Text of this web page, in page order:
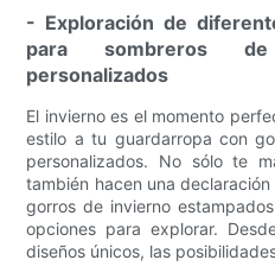
- Exploración de
para sombreros
personalizados
El invierno es el momento
estilo a tu guardarropa con
personalizados. No sólo te
también hacen una
gorros de invierno
opciones para explorar.
diseños únicos, las